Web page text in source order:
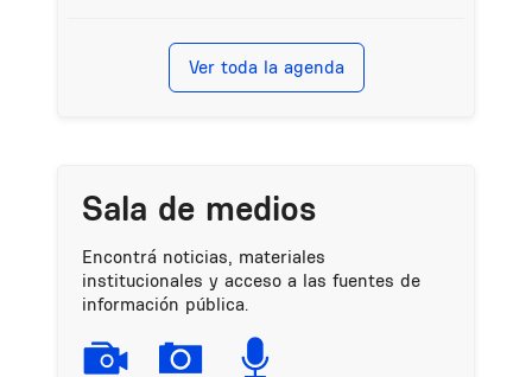
Ver toda la agenda
Sala de medios
Encontrá noticias, materiales
institucionales y acceso a las fuentes de
información pública.